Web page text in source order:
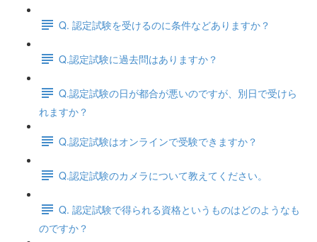
Q. 認定試験を受けるのに条件などありますか？
Q.認定試験に過去問はありますか？
Q.認定試験の日が都合が悪いのですが、別日で受けら
れますか？
Q.認定試験はオンラインで受験できますか？
Q.認定試験のカメラについて教えてください。
Q. 認定試験で得られる資格というものはどのようなも
のですか？